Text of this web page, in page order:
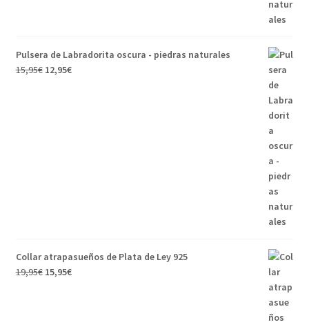
Pulsera de Labradorita oscura - piedras naturales
15,95€ 12,95€
Collar atrapasueños de Plata de Ley 925
19,95€ 15,95€